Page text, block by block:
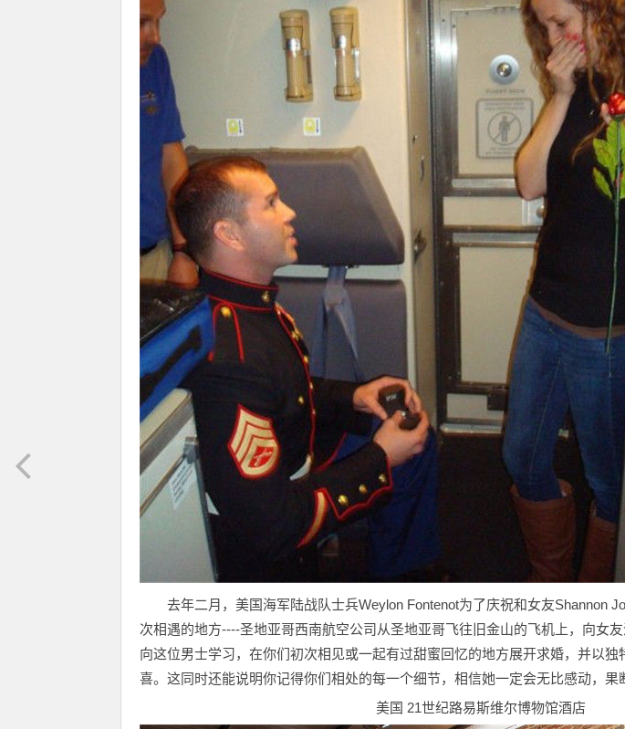
去年二月，美国海军陆战队士兵Weylon Fontenot为了庆祝和女友Shannon
次相遇的地方----圣地亚哥西南航空公司从圣地亚哥飞往旧金山的飞机上，向女
向这位男士学习，在你们初次相见或一起有过甜蜜回忆的地方展开求婚，并以独
喜。这同时还能说明你记得你们相处的每一个细节，相信她一定会无比感动，果
美国 21世纪路易斯维尔博物馆酒店